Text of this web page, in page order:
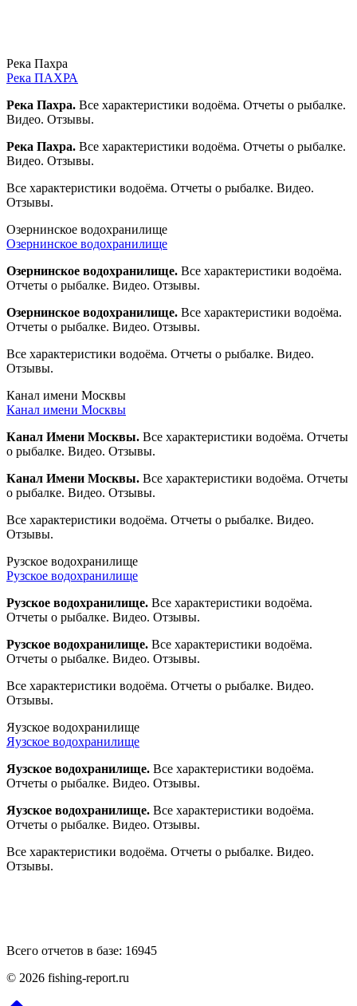
Река Пахра
Река ПАХРА
Река Пахра. Все характеристики водоёма. Отчеты о рыбалке.
Видео. Отзывы.
Река Пахра. Все характеристики водоёма. Отчеты о рыбалке.
Видео. Отзывы.
Все характеристики водоёма. Отчеты о рыбалке. Видео.
Отзывы.
Озернинское водохранилище
Озернинское водохранилище
Озернинское водохранилище. Все характеристики водоёма.
Отчеты о рыбалке. Видео. Отзывы.
Озернинское водохранилище. Все характеристики водоёма.
Отчеты о рыбалке. Видео. Отзывы.
Все характеристики водоёма. Отчеты о рыбалке. Видео.
Отзывы.
Канал имени Москвы
Канал имени Москвы
Канал Имени Москвы. Все характеристики водоёма. Отчеты
о рыбалке. Видео. Отзывы.
Канал Имени Москвы. Все характеристики водоёма. Отчеты
о рыбалке. Видео. Отзывы.
Все характеристики водоёма. Отчеты о рыбалке. Видео.
Отзывы.
Рузское водохранилище
Рузское водохранилище
Рузское водохранилище. Все характеристики водоёма.
Отчеты о рыбалке. Видео. Отзывы.
Рузское водохранилище. Все характеристики водоёма.
Отчеты о рыбалке. Видео. Отзывы.
Все характеристики водоёма. Отчеты о рыбалке. Видео.
Отзывы.
Яузское водохранилище
Яузское водохранилище
Яузское водохранилище. Все характеристики водоёма.
Отчеты о рыбалке. Видео. Отзывы.
Яузское водохранилище. Все характеристики водоёма.
Отчеты о рыбалке. Видео. Отзывы.
Все характеристики водоёма. Отчеты о рыбалке. Видео.
Отзывы.
Всего отчетов в базе: 16945
© 2026 fishing-report.ru